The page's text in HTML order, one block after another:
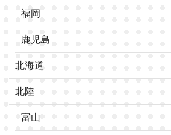
福岡
鹿児島
北海道
北陸
富山